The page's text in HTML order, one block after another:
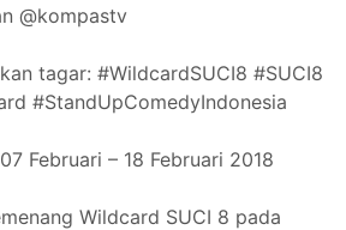
@kompastv
tagar: #WildcardSUCI8 #SUCI8
#StandUpComedyIndonesia
Februari – 18 Februari 2018
Wildcard SUCI 8 pada